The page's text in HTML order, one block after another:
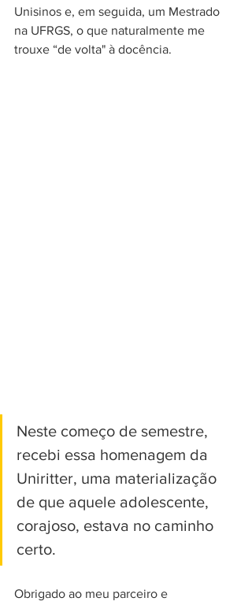
Unisinos e, em seguida, um Mestrado
na UFRGS, o que naturalmente me
trouxe “de volta" à docência.
Neste começo de semestre,
recebi essa homenagem da
Uniritter, uma materialização
de que aquele adolescente,
corajoso, estava no caminho
certo.
Obrigado ao meu parceiro e